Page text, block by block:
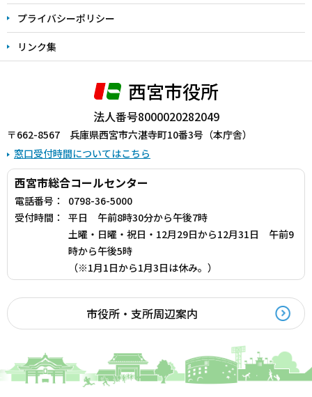
プライバシーポリシー
リンク集
西宮市役所
法人番号8000020282049
〒662-8567 兵庫県西宮市六湛寺町10番3号（本庁舎）
窓口受付時間についてはこちら
西宮市総合コールセンター
電話番号：
0798-36-5000
受付時間：
平日 午前8時30分から午後7時
土曜・日曜・祝日・12月29日から12月31日 午前9
時から午後5時
（※1月1日から1月3日は休み。）
市役所・支所周辺案内